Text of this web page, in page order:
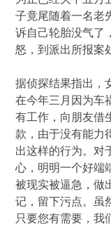
子竟尾随着一名老
诉自己轮胎没气了
怒，到派出所报案
据侦探结果指出，
在今年三月因为车
有工作，向朋友借
款，由于没有能力
出这样的行为。对
心，明明一个好端
被现实被逼急，做
记，留下污点。虽
只要您有需要，我